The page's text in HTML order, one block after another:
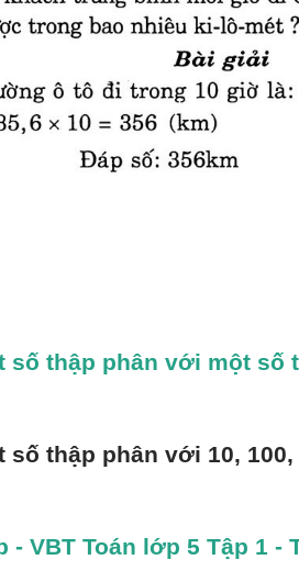
số thập phân với một số
số thập phân với 10,
- VBT Toán lớp 5 Tập 1 -